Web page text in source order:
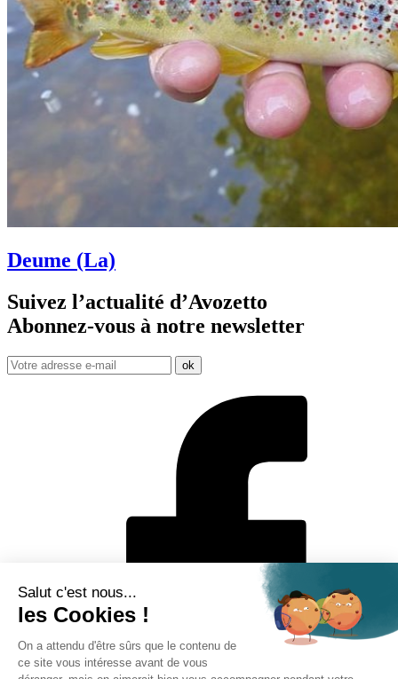
Deume (La)
Suivez l’actualité d’Avozetto
Abonnez-vous à notre newsletter